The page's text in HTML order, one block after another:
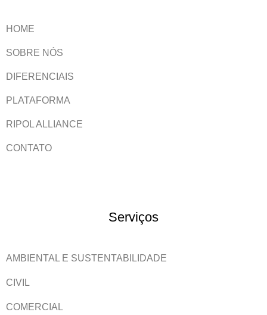
HOME
SOBRE NÓS
DIFERENCIAIS
PLATAFORMA
RIPOL ALLIANCE
CONTATO
Serviços
AMBIENTAL E SUSTENTABILIDADE
CIVIL
COMERCIAL